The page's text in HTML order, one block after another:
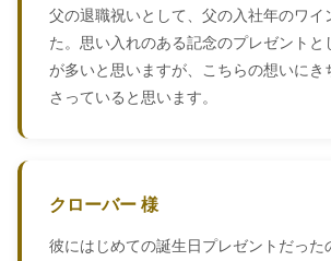
父の退職祝いとして、父の入社年のワイ
た。思い入れのある記念のプレゼントと
が多いと思いますが、こちらの想いにき
さっていると思います。
クローバー 様
彼にはじめての誕生日プレゼントだった